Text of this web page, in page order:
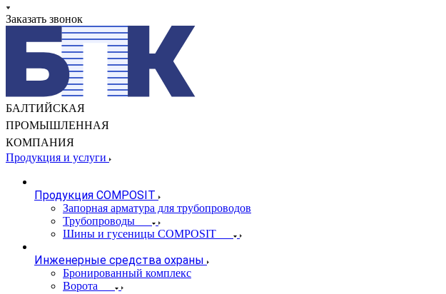
Заказать звонок
БАЛТИЙСКАЯ
ПРОМЫШЛЕННАЯ
КОМПАНИЯ
Продукция и услуги
Продукция COMPOSIT
Запорная арматура для трубопроводов
Трубопроводы
Шины и гусеницы COMPOSIT
Инженерные средства охраны
Бронированный комплекс
Ворота